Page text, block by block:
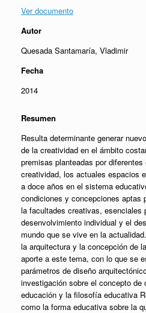
Ver documento
Autor
Quesada Santamaría, Vladimir
Fecha
2014
Resumen
Resulta determinante generar
de la creatividad en el ámbito
premisas planteadas por
creatividad, los actuales espacios
a doce años en el sistema
condiciones y concepciones aptas
la facultades creativas, esenciales
desenvolvimiento individual y el
mundo que se vive en la
la arquitectura y la concepción de
aporte a este tema, con lo que se
parámetros de diseño
investigación sobre el concepto de
educación y la filosofía educativa
como la forma educativa sobre la